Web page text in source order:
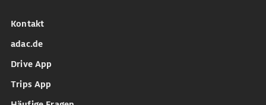
Kontakt
adac.de
Drive App
Trips App